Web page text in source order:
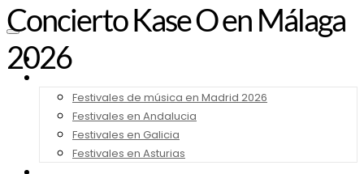
Noticias
Festivales de música en Madrid 2026
Festivales en Andalucia
Festivales en Galicia
Festivales en Asturias
Concierto Kase O en Málaga
2026